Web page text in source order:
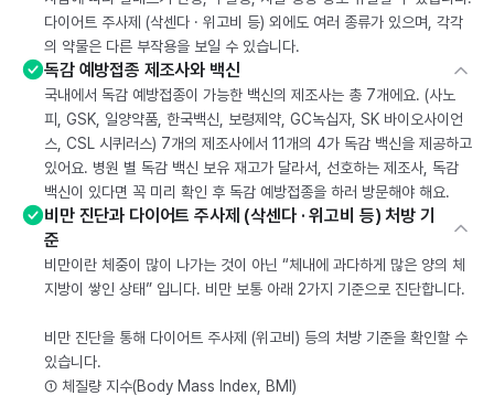
다이어트 주사제 (삭센다 · 위고비 등) 외에도 여러 종류가 있으며, 각각
의 약물은 다른 부작용을 보일 수 있습니다.
독감 예방접종 제조사와 백신
국내에서 독감 예방접종이 가능한 백신의 제조사는 총 7개에요. (사노
피, GSK, 일양약품, 한국백신, 보령제약, GC녹십자, SK 바이오사이언
스, CSL 시퀴러스) 7개의 제조사에서 11개의 4가 독감 백신을 제공하고
있어요. 병원 별 독감 백신 보유 재고가 달라서, 선호하는 제조사, 독감
백신이 있다면 꼭 미리 확인 후 독감 예방접종을 하러 방문해야 해요.
비만 진단과 다이어트 주사제 (삭센다 · 위고비 등) 처방 기
준
비만이란 체중이 많이 나가는 것이 아닌 “체내에 과다하게 많은 양의 체
지방이 쌓인 상태” 입니다. 비만 보통 아래 2가지 기준으로 진단합니다.
비만 진단을 통해 다이어트 주사제 (위고비) 등의 처방 기준을 확인할 수
있습니다.
① 체질량 지수(Body Mass Index, BMI)